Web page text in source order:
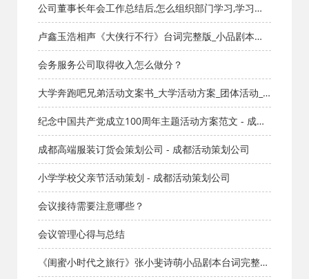
公司董事长年会工作总结后,怎么组织部门学习,学习的
流程是什么？ 董事长讲话后，组织其他部门学习流程
卢鑫玉浩相声《大侠行不行》台词完整版_小品剧本库_
知识库_成都活动公司网_策划网_方案网_文案网_文档网
会务服务公司取得收入怎么做分？
大学奔跑吧兄弟活动文案书_大学活动方案_团体活动_
成都活动公司网_策划网_方案网_文案网_文档网
纪念中国共产党成立100周年主题活动方案范文 - 成都
活动策划公司
成都高端服装订货会策划公司 - 成都活动策划公司
小学学校父亲节活动策划 - 成都活动策划公司
会议接待需要注意哪些？
会议管理心得与总结
《闺蜜小时代之旅行》张小斐诗萌小品剧本台词完整版